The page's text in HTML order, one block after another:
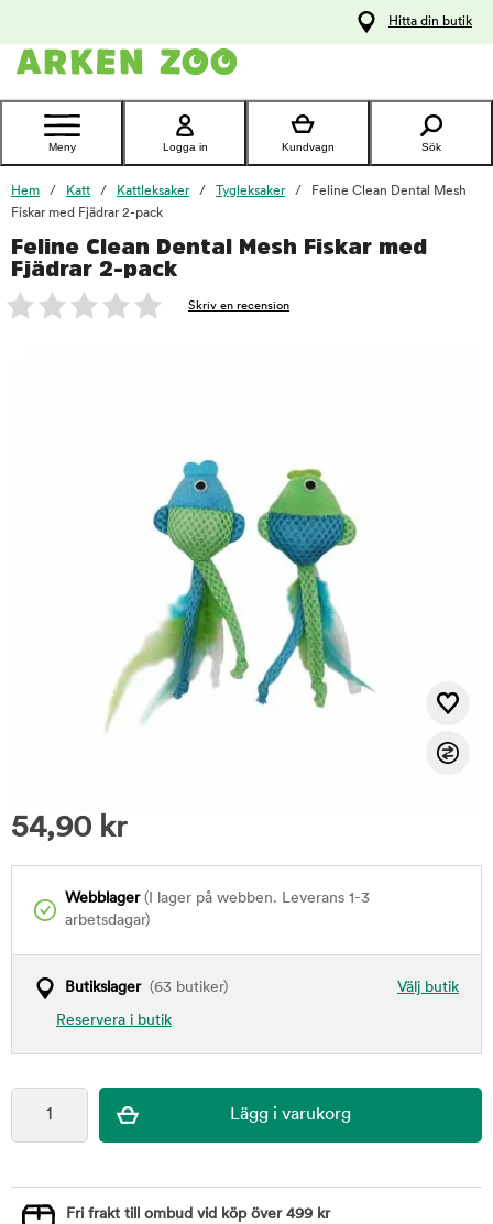
Kontakta
Hitta din butik
Meny Logga in Kundvagn Sök
Hem Katt Kattleksaker Tygleksaker
Feline Clean Dental Mesh
Fiskar med Fjädrar 2-pack
Feline Clean Dental Mesh Fiskar med
Fjädrar 2-pack
Skriv en recension
54,90 kr
Webblager(I lager på webben. Leverans 1-3
arbetsdagar)
Välj butik
Butikslager(63 butiker)
Reservera i butik
foo
Fri frakt till ombud vid köp över 499 kr